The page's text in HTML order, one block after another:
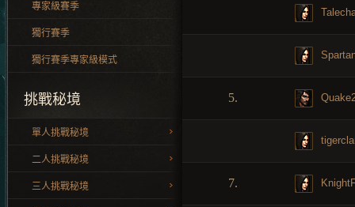
專家級賽季
獨行賽季
獨行賽季專家級模式
挑戰秘境
單人挑戰秘境
二人挑戰秘境
三人挑戰秘境
5.
7.